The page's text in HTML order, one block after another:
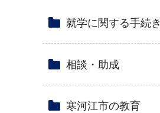
就学に関する手続き
相談・助成
寒河江市の教育